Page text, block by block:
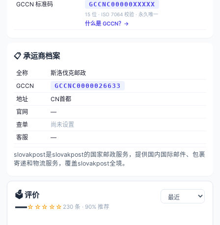
GCCN 标准码 GCCNC00000XXXXX
15 位 · ISO 7064 校验 · 永久唯一
什么是 GCCN？→
📋 承运商档案
全称
斯洛伐克邮政
GCCN
GCCNC0000026633
地址
CN首都
官网
—
查单
尚未设置
客服
—
slovakpost是slovakpost的国家邮政服务，提供国内国际邮件、包裹
寄递和物流服务，覆盖slovakpost全境。
🗳️ 评价
—☆☆☆☆☆ 230 条 · 90% 推荐